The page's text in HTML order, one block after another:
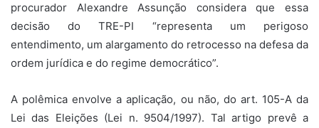
procurador Alexandre Assunção considera que essa
decisão do TRE-PI “representa um perigoso
entendimento, um alargamento do retrocesso na defesa da
ordem jurídica e do regime democrático”.
A polêmica envolve a aplicação, ou não, do art. 105-A da
Lei das Eleições (Lei n. 9504/1997). Tal artigo prevê a